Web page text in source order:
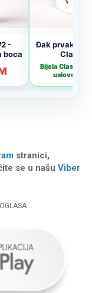
stranici,
se u našu Viber